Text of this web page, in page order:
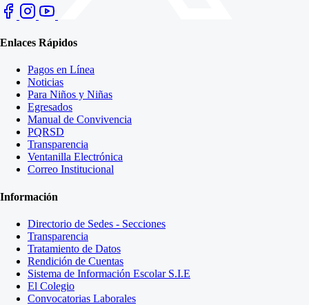
Enlaces Rápidos
Pagos en Línea
Noticias
Para Niños y Niñas
Egresados
Manual de Convivencia
PQRSD
Transparencia
Ventanilla Electrónica
Correo Institucional
Información
Directorio de Sedes - Secciones
Transparencia
Tratamiento de Datos
Rendición de Cuentas
Sistema de Información Escolar S.I.E
El Colegio
Convocatorias Laborales